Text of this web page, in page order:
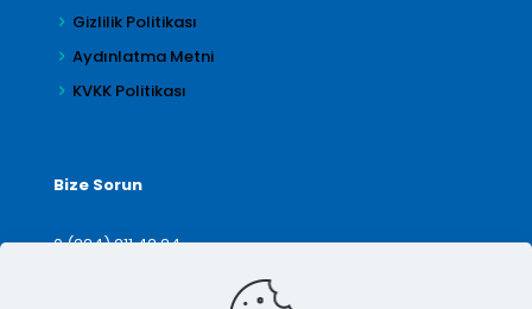
Gizlilik Politikası
Aydınlatma Metni
KVKK Politikası
Bize Sorun
0 (224) 211 42 24